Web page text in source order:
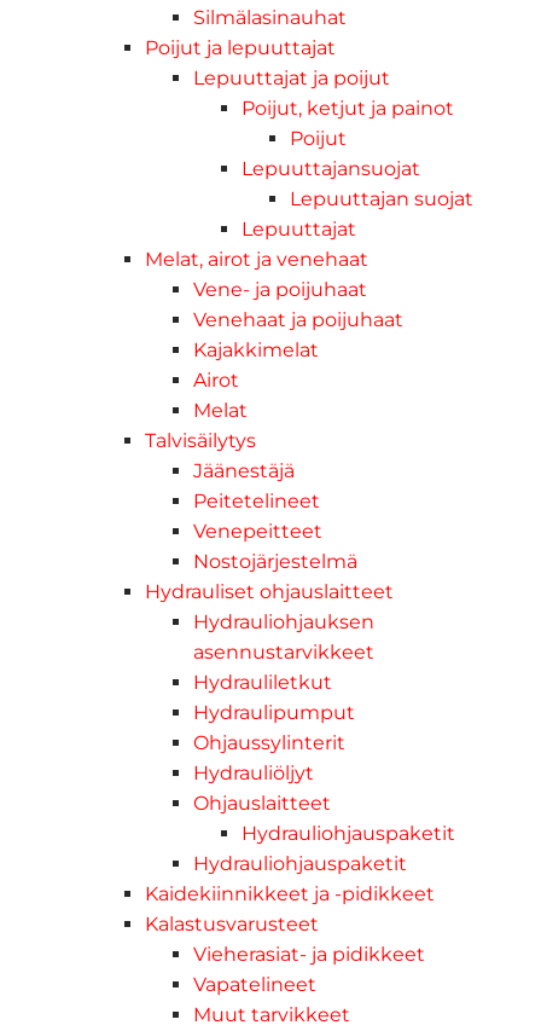
Silmälasinauhat
Poijut ja lepuuttajat
Lepuuttajat ja poijut
Poijut, ketjut ja painot
Poijut
Lepuuttajansuojat
Lepuuttajan suojat
Lepuuttajat
Melat, airot ja venehaat
Vene- ja poijuhaat
Venehaat ja poijuhaat
Kajakkimelat
Airot
Melat
Talvisäilytys
Jäänestäjä
Peitetelineet
Venepeitteet
Nostojärjestelmä
Hydrauliset ohjauslaitteet
Hydrauliohjauksen
asennustarvikkeet
Hydrauliletkut
Hydraulipumput
Ohjaussylinterit
Hydrauliöljyt
Ohjauslaitteet
Hydrauliohjauspaketit
Hydrauliohjauspaketit
Kaidekiinnikkeet ja -pidikkeet
Kalastusvarusteet
Vieherasiat- ja pidikkeet
Vapatelineet
Muut tarvikkeet